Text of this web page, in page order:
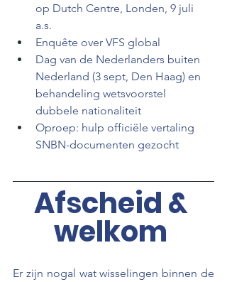
op Dutch Centre, Londen, 9 juli
a.s.
Enquête over VFS global
Dag van de Nederlanders buiten
Nederland (3 sept, Den Haag) en
behandeling wetsvoorstel
dubbele nationaliteit
Oproep: hulp officiële vertaling
SNBN-documenten gezocht
Afscheid &
welkom
Er zijn nogal wat wisselingen binnen de